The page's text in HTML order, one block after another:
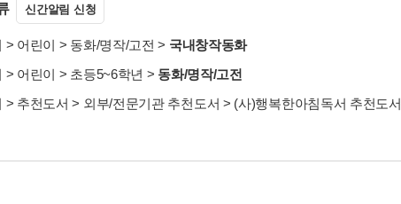
신간알림 신청
> 어린이 > 동화/명작/고전 > 국내창작동화
> 어린이 > 초등5~6학년 > 동화/명작/고전
> 추천도서 > 외부/전문기관 추천도서 > (사)행복한아침독서 추천도서